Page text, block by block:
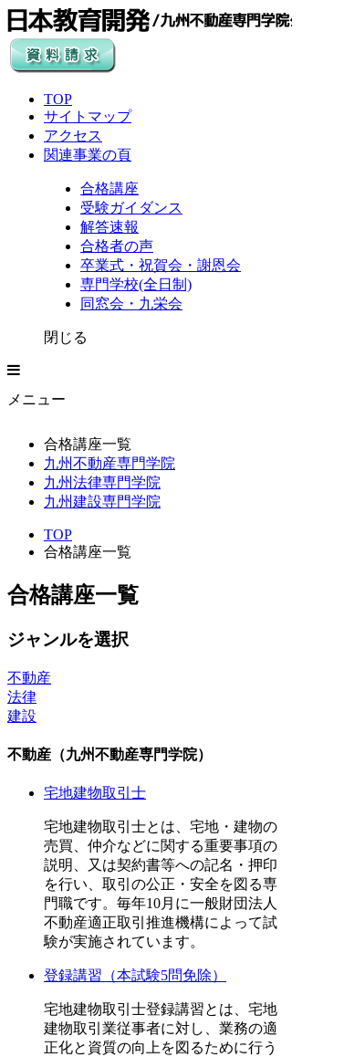
TOP
サイトマップ
アクセス
関連事業の頁
合格講座
受験ガイダンス
解答速報
合格者の声
卒業式・祝賀会・謝恩会
専門学校(全日制)
同窓会・九栄会
閉じる
メニュー
合格講座一覧
九州不動産専門学院
九州法律専門学院
九州建設専門学院
TOP
合格講座一覧
合格講座一覧
ジャンルを選択
不動産
法律
建設
不動産（九州不動産専門学院）
宅地建物取引士
宅地建物取引士とは、宅地・建物の
売買、仲介などに関する重要事項の
説明、又は契約書等への記名・押印
を行い、取引の公正・安全を図る専
門職です。毎年10月に一般財団法人
不動産適正取引推進機構によって試
験が実施されています。
登録講習（本試験5問免除）
宅地建物取引士登録講習とは、宅地
建物取引業従事者に対し、業務の適
正化と資質の向上を図るために行う